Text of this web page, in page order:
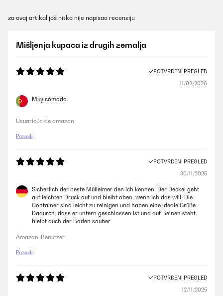
za ovaj artikal još nitko nije napisao recenziju
Mišljenja kupaca iz drugih zemalja
POTVRĐENI PREGLED
11/02/2026
Muy cómodo.
Usuario/a de amazon
Prevedi
POTVRĐENI PREGLED
30/11/2025
Sicherlich der beste Mülleimer den ich kennen. Der Deckel geht
auf leichten Druck auf und bleibt oben, wenn ich das will. Die
Container sind leicht zu reinigen und haben eine ideale Grüße.
Dadurch, dass er untern geschlossen ist und auf Beinen steht,
bleibt auch der Boden sauber
Amazon-Benutzer
Prevedi
POTVRĐENI PREGLED
12/11/2025